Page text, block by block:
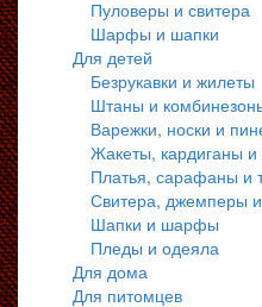
Пуловеры и свитера
Шарфы и шапки
Для детей
Безрукавки и жилеты
Штаны и
Варежки, носки и
Жакеты, кардиганы
Платья, сарафаны и
Свитера, джемперы
Шапки и шарфы
Пледы и одеяла
Для дома
Для питомцев